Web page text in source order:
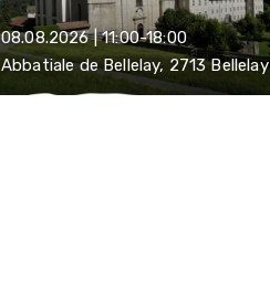
08.08.2026 | 11:00-18:00
Abbatiale de Bellelay, 2713 Bellelay